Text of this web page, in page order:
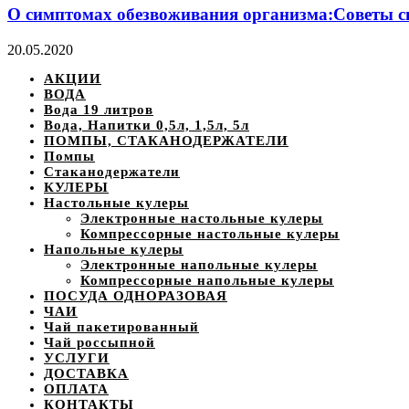
О симптомах обезвоживания организма:Советы
20.05.2020
АКЦИИ
ВОДА
Вода 19 литров
Вода, Напитки 0,5л, 1,5л, 5л
ПОМПЫ, СТАКАНОДЕРЖАТЕЛИ
Помпы
Стаканодержатели
КУЛЕРЫ
Настольные кулеры
Электронные настольные кулеры
Компрессорные настольные кулеры
Напольные кулеры
Электронные напольные кулеры
Компрессорные напольные кулеры
ПОСУДА ОДНОРАЗОВАЯ
ЧАИ
Чай пакетированный
Чай россыпной
УСЛУГИ
ДОСТАВКА
ОПЛАТА
КОНТАКТЫ